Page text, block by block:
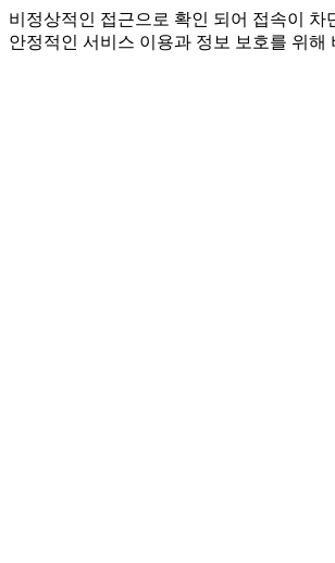
비정상적인 접근으로 확인 되어 접속이 차
안정적인 서비스 이용과 정보 보호를 위